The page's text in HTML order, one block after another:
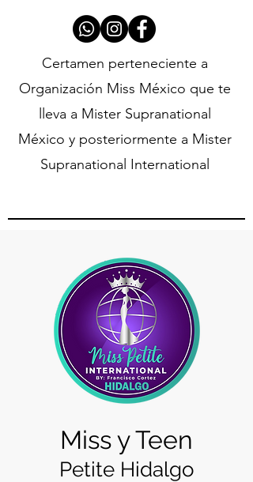
Certamen perteneciente a
Organización Miss México que te
lleva a Mister Supranational
México y posteriormente a Mister
Supranational International
Miss y Teen
Petite Hidalgo